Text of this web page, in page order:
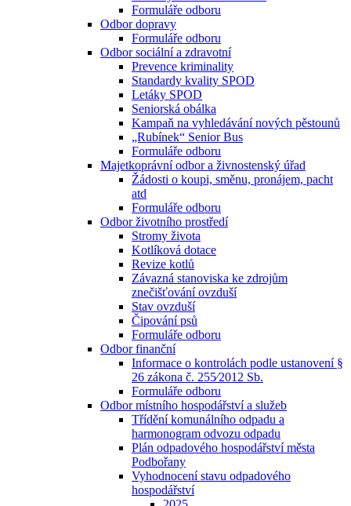
Formuláře odboru
Odbor dopravy
Formuláře odboru
Odbor sociální a zdravotní
Prevence kriminality
Standardy kvality SPOD
Letáky SPOD
Seniorská obálka
Kampaň na vyhledávání nových pěstounů
„Rubínek“ Senior Bus
Formuláře odboru
Majetkoprávní odbor a živnostenský úřad
Žádosti o koupi, směnu, pronájem, pacht
atd
Formuláře odboru
Odbor životního prostředí
Stromy života
Kotlíková dotace
Revize kotlů
Závazná stanoviska ke zdrojům
znečišťování ovzduší
Stav ovzduší
Čipování psů
Formuláře odboru
Odbor finanční
Informace o kontrolách podle ustanovení §
26 zákona č. 255⁄2012 Sb.
Formuláře odboru
Odbor místního hospodářství a služeb
Třídění komunálního odpadu a
harmonogram odvozu odpadu
Plán odpadového hospodářství města
Podbořany
Vyhodnocení stavu odpadového
hospodářství